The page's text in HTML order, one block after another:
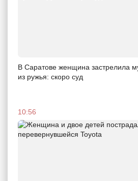
В Саратове женщина застрелила
из ружья: скоро суд
10:56